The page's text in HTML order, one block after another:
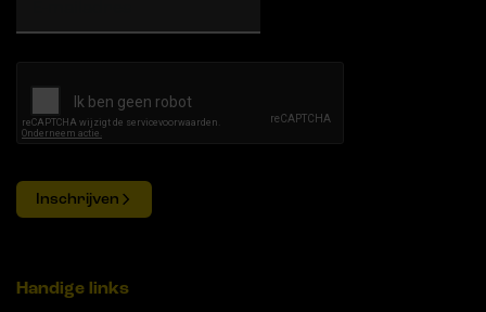
Inschrijven
Handige links